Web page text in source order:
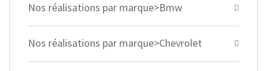
Nos réalisations par marque>Bmw
Nos réalisations par marque>Chevrolet